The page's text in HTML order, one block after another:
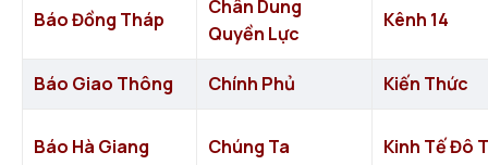
Báo Đồng Tháp
Chân Dung
Quyền Lực
Kênh 14
Báo Giao Thông Chính Phủ Kiến Thức
Báo Hà Giang Chúng Ta Kinh Tế Đô